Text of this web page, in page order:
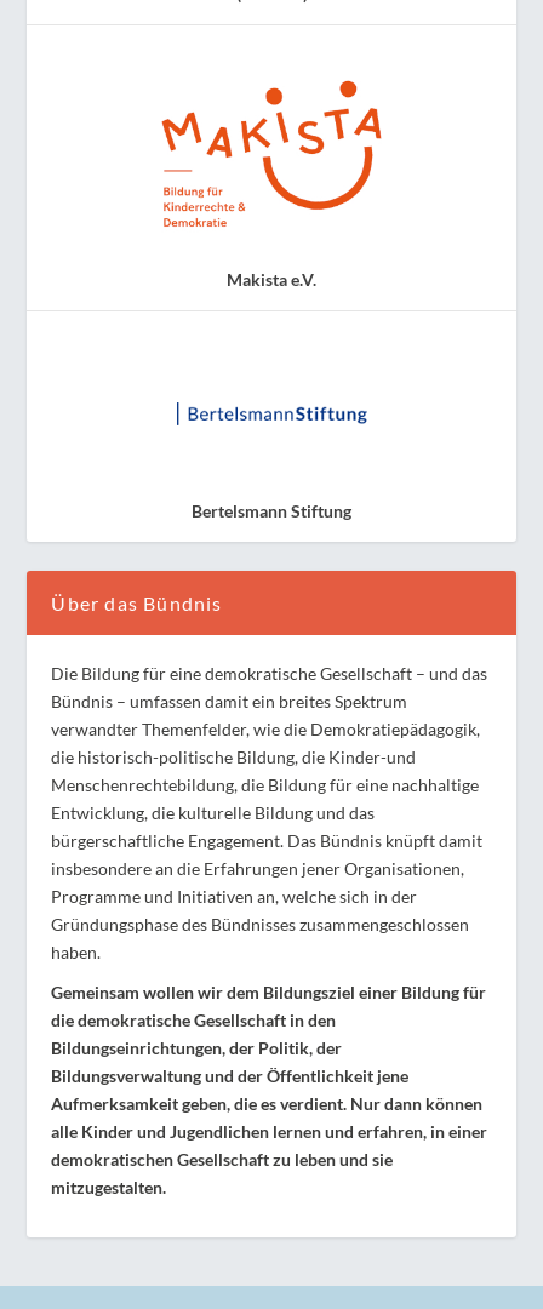
Makista e.V.
Bertelsmann Stiftung
Über das Bündnis
Die Bildung für eine demokratische Gesellschaft – und das
Bündnis – umfassen damit ein breites Spektrum
verwandter Themenfelder, wie die Demokratiepädagogik,
die historisch-politische Bildung, die Kinder-und
Menschenrechtebildung, die Bildung für eine nachhaltige
Entwicklung, die kulturelle Bildung und das
bürgerschaftliche Engagement. Das Bündnis knüpft damit
insbesondere an die Erfahrungen jener Organisationen,
Programme und Initiativen an, welche sich in der
Gründungsphase des Bündnisses zusammengeschlossen
haben.
Gemeinsam wollen wir dem Bildungsziel einer Bildung für
die demokratische Gesellschaft in den
Bildungseinrichtungen, der Politik, der
Bildungsverwaltung und der Öffentlichkeit jene
Aufmerksamkeit geben, die es verdient. Nur dann können
alle Kinder und Jugendlichen lernen und erfahren, in einer
demokratischen Gesellschaft zu leben und sie
mitzugestalten.